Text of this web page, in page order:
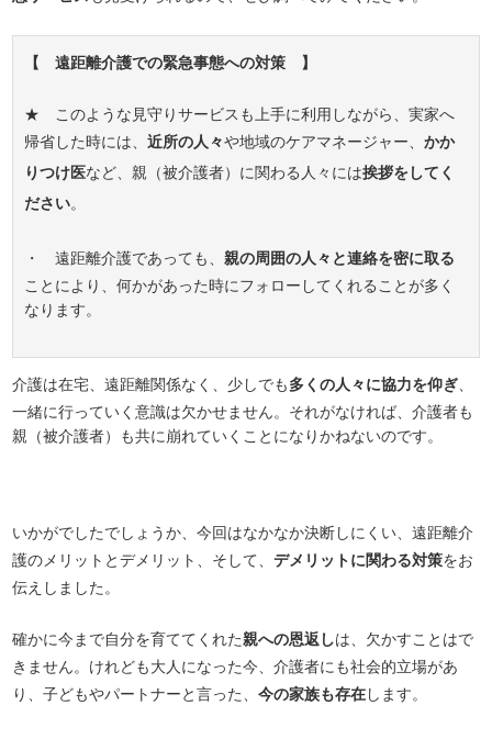
【 遠距離介護での緊急事態への対策 】
★ このような見守りサービスも上手に利用しながら、実家へ
帰省した時には、近所の人々や地域のケアマネージャー、かか
りつけ医など、親（被介護者）に関わる人々には挨拶をしてく
ださい。
・ 遠距離介護であっても、親の周囲の人々と連絡を密に取る
ことにより、何かがあった時にフォローしてくれることが多く
なります。
介護は在宅、遠距離関係なく、少しでも多くの人々に協力を仰ぎ、
一緒に行っていく意識は欠かせません。それがなければ、介護者も
親（被介護者）も共に崩れていくことになりかねないのです。
いかがでしたでしょうか、今回はなかなか決断しにくい、遠距離介
護のメリットとデメリット、そして、デメリットに関わる対策をお
伝えしました。
確かに今まで自分を育ててくれた親への恩返しは、欠かすことはで
きません。けれども大人になった今、介護者にも社会的立場があ
り、子どもやパートナーと言った、今の家族も存在します。